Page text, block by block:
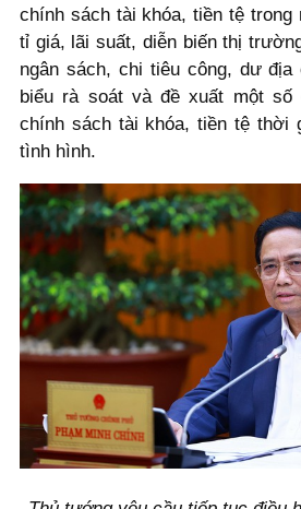
chính sách tài khóa, tiền tệ
tỉ giá, lãi suất, diễn biến thị
ngân sách, chi tiêu công, dư địa
biểu rà soát và đề xuất một số
chính sách tài khóa, tiền tệ thời
tình hình.